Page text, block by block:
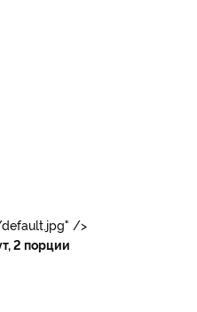
/>
2 порции